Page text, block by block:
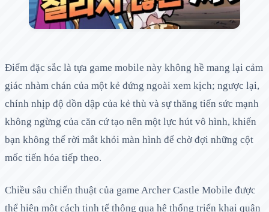
Điểm đặc sắc là tựa game mobile này không hề mang lại cảm
giác nhàm chán của một kẻ đứng ngoài xem kịch; ngược lại,
chính nhịp độ dồn dập của kẻ thù và sự thăng tiến sức mạnh
không ngừng của căn cứ tạo nên một lực hút vô hình, khiến
bạn không thể rời mắt khỏi màn hình để chờ đợi những cột
mốc tiến hóa tiếp theo.
Chiều sâu chiến thuật của game Archer Castle Mobile được
thể hiện một cách tinh tế thông qua hệ thống triển khai quân